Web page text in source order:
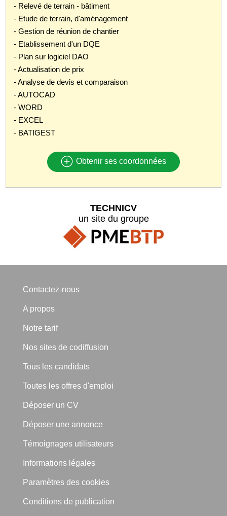
- Relevé de terrain - bâtiment
- Etude de terrain, d'aménagement
- Gestion de réunion de chantier
- Etablissement d'un DQE
- Plan sur logiciel DAO
- Actualisation de prix
- Analyse de devis et comparaison
- AUTOCAD
- WORD
- EXCEL
- BATIGEST
Obtenir ses coordonnées
TECHNICV
un site du groupe
Contactez-nous
A propos
Notre tarif
Nos sites de codiffusion
Tous les candidats
Toutes les offres d'emploi
Déposer un CV
Déposer une annonce
Témoignages utilisateurs
Informations légales
Paramètres des cookies
Conditions de publication